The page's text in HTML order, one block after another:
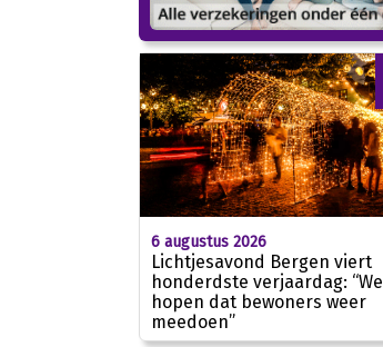
6 augustus 2026
Lichtjesavond Bergen viert
honderdste verjaardag: “We
hopen dat bewoners weer
meedoen”